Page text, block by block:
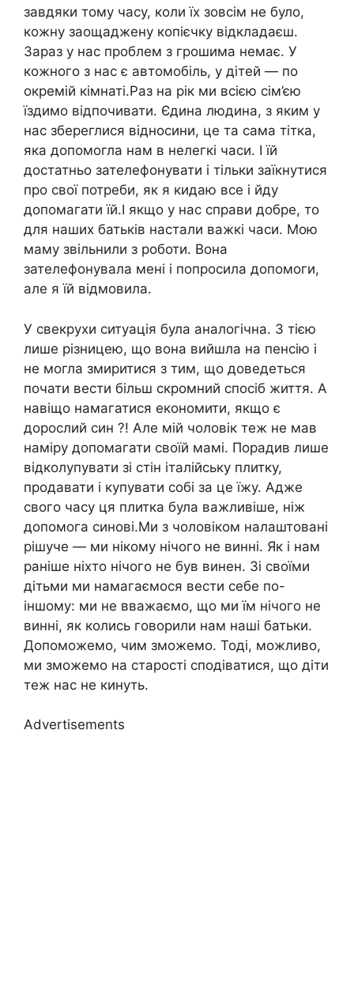
завдяки тому часу, коли їх зовсім не було,
кожну заощаджену копієчку відкладаєш.
Зараз у нас проблем з грошима немає. У
кожного з нас є автомобіль, у дітей — по
окремій кімнаті.Раз на рік ми всією сім’єю
їздимо відпочивати. Єдина людина, з яким у
нас збереглися відносини, це та сама тітка,
яка допомогла нам в нелегкі часи. І їй
достатньо зателефонувати і тільки заїкнутися
про свої потреби, як я кидаю все і йду
допомагати їй.І якщо у нас справи добре, то
для наших батьків настали важкі часи. Мою
маму звільнили з роботи. Вона
зателефонувала мені і попросила допомоги,
але я їй відмовила.
У свекрухи ситуація була аналогічна. З тією
лише різницею, що вона вийшла на пенсію і
не могла змиритися з тим, що доведеться
почати вести більш скромний спосіб життя. А
навіщо намагатися економити, якщо є
дорослий син ?! Але мій чоловік теж не мав
наміру допомагати своїй мамі. Порадив лише
відколупувати зі стін італійську плитку,
продавати і купувати собі за це їжу. Адже
свого часу ця плитка була важливіше, ніж
допомога синові.Ми з чоловіком налаштовані
рішуче — ми нікому нічого не винні. Як і нам
раніше ніхто нічого не був винен. Зі своїми
дітьми ми намагаємося вести себе по-
іншому: ми не вважаємо, що ми їм нічого не
винні, як колись говорили нам наші батьки.
Допоможемо, чим зможемо. Тоді, можливо,
ми зможемо на старості сподіватися, що діти
теж нас не кинуть.
Advertisements